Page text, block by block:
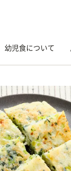
幼児食について